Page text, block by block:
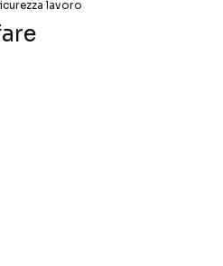
lavoro